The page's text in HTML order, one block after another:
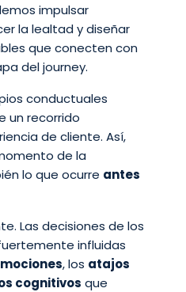
impulsar
la lealtad y diseñar
que conecten con
del journey.
conductuales
un recorrido
de cliente. Así,
de la
lo que ocurre antes
Las decisiones de los
influidas
, los atajos
cognitivos que